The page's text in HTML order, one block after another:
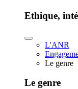
Ethique,
L'ANR
Le genre
Le genre